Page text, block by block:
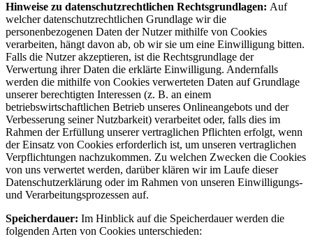
Hinweise zu datenschutzrechtlichen Rechtsgrundlagen: Auf
welcher datenschutzrechtlichen Grundlage wir die
personenbezogenen Daten der Nutzer mithilfe von Cookies
verarbeiten, hängt davon ab, ob wir sie um eine Einwilligung bitten.
Falls die Nutzer akzeptieren, ist die Rechtsgrundlage der
Verwertung ihrer Daten die erklärte Einwilligung. Andernfalls
werden die mithilfe von Cookies verwerteten Daten auf Grundlage
unserer berechtigten Interessen (z. B. an einem
betriebswirtschaftlichen Betrieb unseres Onlineangebots und der
Verbesserung seiner Nutzbarkeit) verarbeitet oder, falls dies im
Rahmen der Erfüllung unserer vertraglichen Pflichten erfolgt, wenn
der Einsatz von Cookies erforderlich ist, um unseren vertraglichen
Verpflichtungen nachzukommen. Zu welchen Zwecken die Cookies
von uns verwertet werden, darüber klären wir im Laufe dieser
Datenschutzerklärung oder im Rahmen von unseren Einwilligungs-
und Verarbeitungsprozessen auf.
Speicherdauer: Im Hinblick auf die Speicherdauer werden die
folgenden Arten von Cookies unterschieden: